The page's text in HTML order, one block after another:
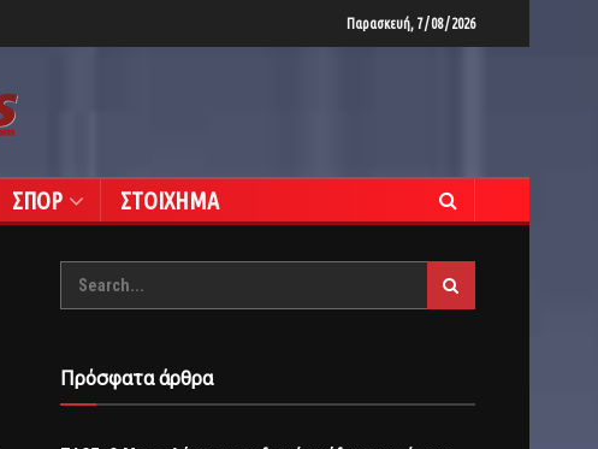
Παρασκευή, 7 / 08 / 2026
ΣΠΟΡ ΣΤΟΙΧΗΜΑ
Πρόσφατα άρθρα